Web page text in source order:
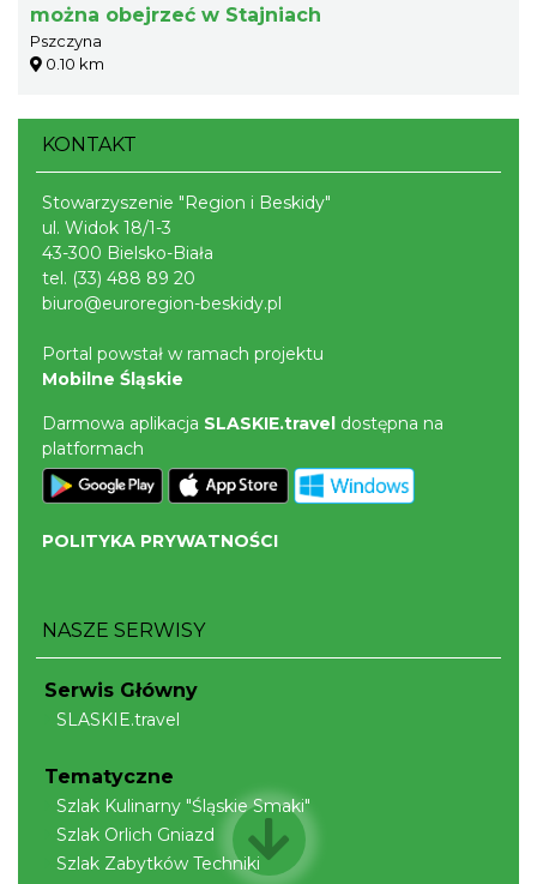
można obejrzeć w Stajniach
Pszczyna
0.10 km
KONTAKT
Stowarzyszenie "Region i Beskidy"
ul. Widok 18/1-3
43-300 Bielsko-Biała
tel. (33) 488 89 20
biuro@euroregion-beskidy.pl
Portal powstał w ramach projektu
Mobilne Śląskie
Darmowa aplikacja SLASKIE.travel dostępna na
platformach
POLITYKA PRYWATNOŚCI
NASZE SERWISY
Serwis Główny
SLASKIE.travel
Tematyczne
Szlak Kulinarny "Śląskie Smaki"
Szlak Orlich Gniazd
Szlak Zabytków Techniki